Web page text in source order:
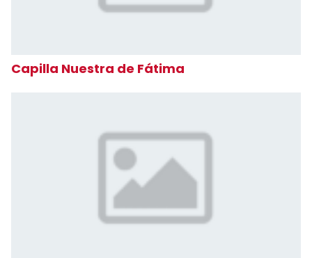
Capilla Nuestra de Fátima